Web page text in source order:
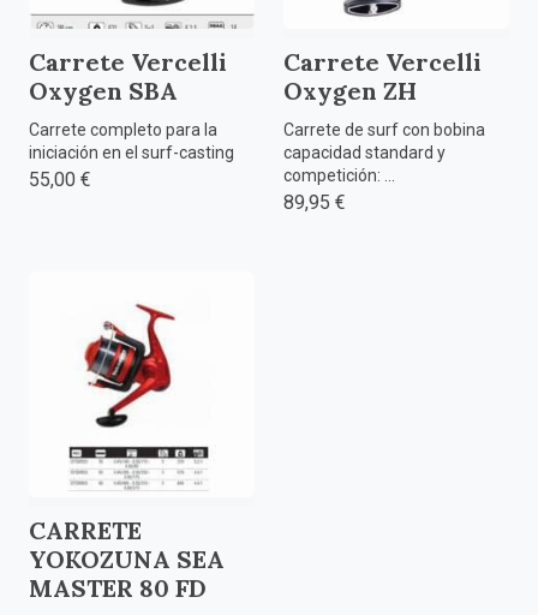
Carrete Vercelli
Oxygen SBA
Carrete completo para la
iniciación en el surf-casting
55,00 €
Carrete Vercelli
Oxygen ZH
Carrete de surf con bobina
capacidad standard y
competición: ...
89,95 €
CARRETE
YOKOZUNA SEA
MASTER 80 FD